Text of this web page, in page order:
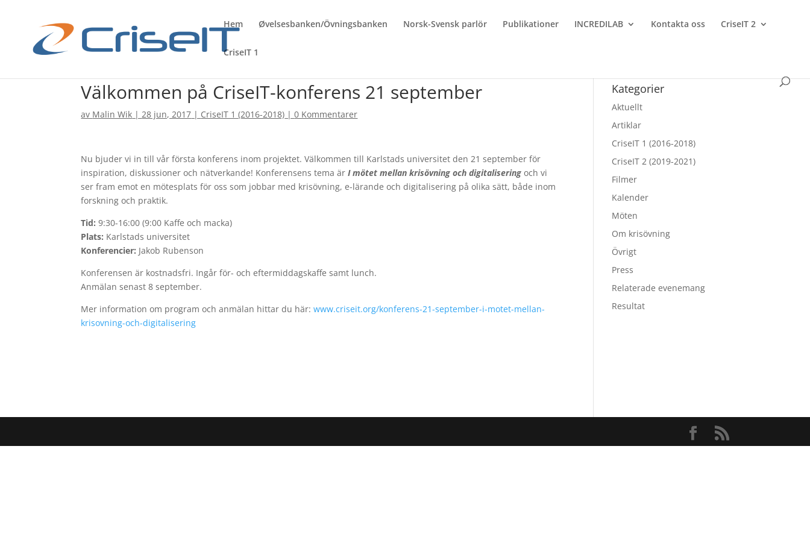
Hem Øvelsesbanken/Övningsbanken Norsk-Svensk parlör Publikationer INCREDILAB Kontakta oss CriseIT 2
CriseIT 1
Välkommen på CriseIT-konferens 21 september
av Malin Wik |28 jun, 2017 | CriseIT 1 (2016-2018) |0 Kommentarer
Nu bjuder vi in till vår första konferens inom projektet. Välkommen till Karlstads universitet den 21 september för
inspiration, diskussioner och nätverkande! Konferensens tema är I mötet mellan krisövning och digitaliseringoch vi
ser fram emot en mötesplats för oss som jobbar med krisövning, e-lärande och digitalisering på olika sätt, både inom
forskning och praktik.
Tid: 9:30-16:00 (9:00 Kaffe och macka)
Plats: Karlstads universitet
Konferencier: Jakob Rubenson
Konferensen är kostnadsfri. Ingår för- och eftermiddagskaffe samt lunch.
Anmälan senast 8 september.
Mer information om program och anmälan hittar du här:www.criseit.org/konferens-21-september-i-motet-mellan-
krisovning-och-digitalisering
Kategorier
Aktuellt
Artiklar
CriseIT 1 (2016-2018)
CriseIT 2 (2019-2021)
Filmer
Kalender
Möten
Om krisövning
Övrigt
Press
Relaterade evenemang
Resultat